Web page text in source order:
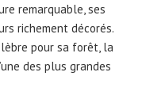
remarquable, ses
richement décorés.
pour sa forêt, la
des plus grandes